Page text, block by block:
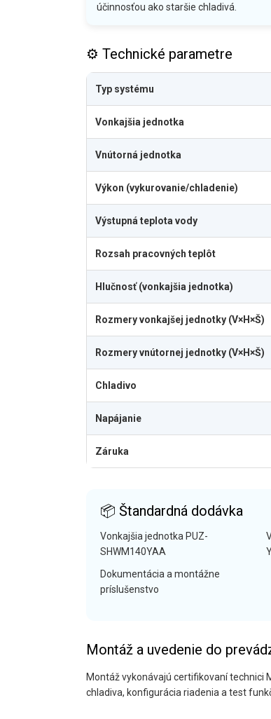
účinnosťou ako staršie chladivá.
⚙️ Technické parametre
Typ systému
Vonkajšia jednotka
Vnútorná jednotka
Výkon (vykurovanie/chladenie)
Výstupná teplota vody
Rozsah pracovných teplôt
Hlučnosť (vonkajšia jednotka)
Rozmery vonkajšej jednotky (V×H×Š)
Rozmery vnútornej jednotky (V×H×Š)
Chladivo
Napájanie
Záruka
📦 Štandardná dodávka
Vonkajšia jednotka PUZ-
SHWM140YAA
Dokumentácia a montážne
príslušenstvo
Montáž a uvedenie do
Montáž vykonávajú certifikovaní technici
chladiva, konfigurácia riadenia a test